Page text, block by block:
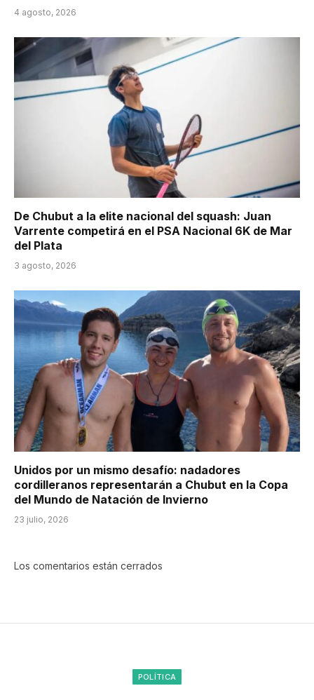
4 agosto, 2026
De Chubut a la elite nacional del squash: Juan
Varrente competirá en el PSA Nacional 6K de Mar
del Plata
3 agosto, 2026
Unidos por un mismo desafío: nadadores
cordilleranos representarán a Chubut en la Copa
del Mundo de Natación de Invierno
23 julio, 2026
Los comentarios están cerrados
POLÍTICA